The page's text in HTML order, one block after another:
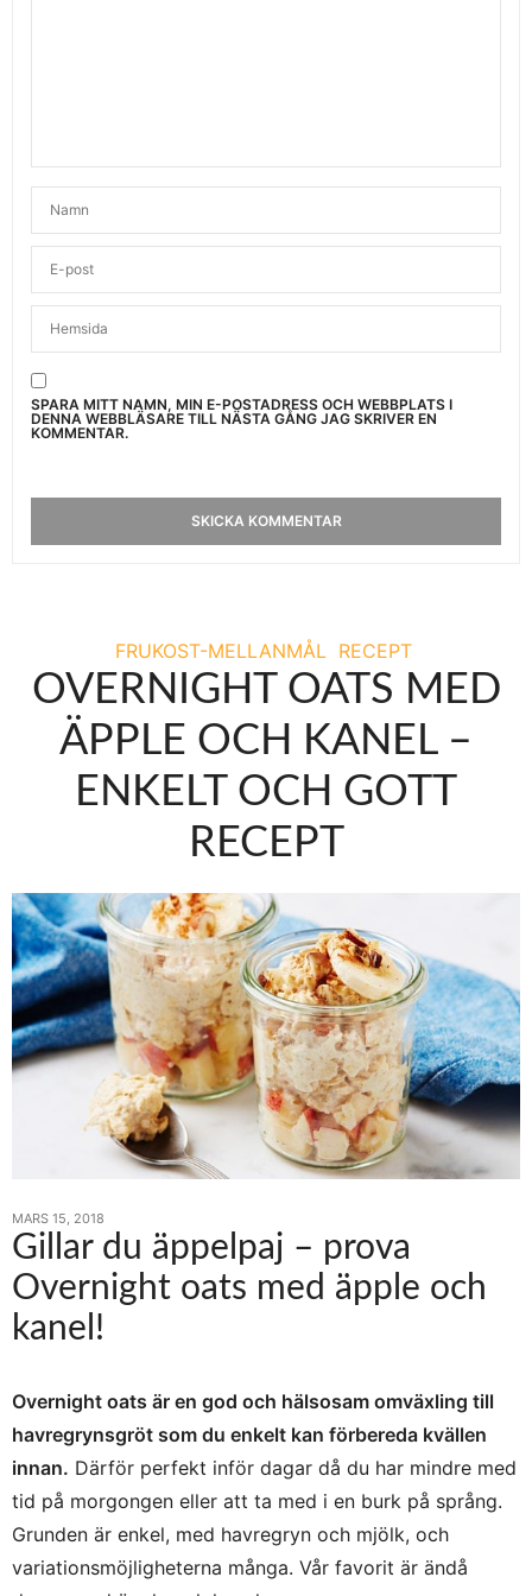
SPARA MITT NAMN, MIN E-POSTADRESS OCH WEBBPLATS I
DENNA WEBBLÄSARE TILL NÄSTA GÅNG JAG SKRIVER EN
KOMMENTAR.
FRUKOST-MELLANMÅL RECEPT
OVERNIGHT OATS MED
ÄPPLE OCH KANEL –
ENKELT OCH GOTT
RECEPT
MARS 15, 2018
Gillar du äppelpaj – prova
Overnight oats med äpple och
kanel!
Overnight oats är en god och hälsosam omväxling till
havregrynsgröt som du enkelt kan förbereda kvällen
innan. Därför perfekt inför dagar då du har mindre med
tid på morgongen eller att ta med i en burk på språng.
Grunden är enkel, med havregryn och mjölk, och
variationsmöjligheterna många. Vår favorit är ändå